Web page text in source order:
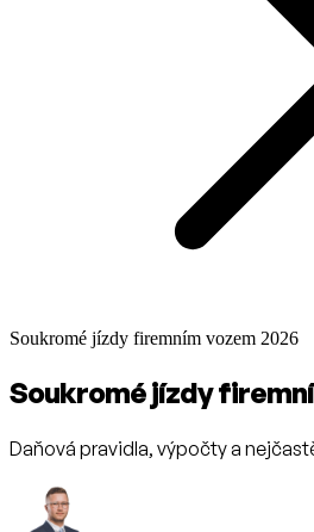
Soukromé jízdy firemním vozem 2026
Soukromé jízdy
Daňová pravidla, výpočty a